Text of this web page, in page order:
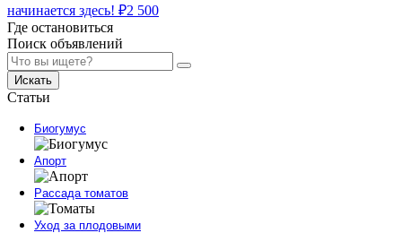
начинается здесь! ₽2 500
Где остановиться
Поиск объявлений
Искать
Статьи
Биогумус
Апорт
Рассада томатов
Уход за плодовыми